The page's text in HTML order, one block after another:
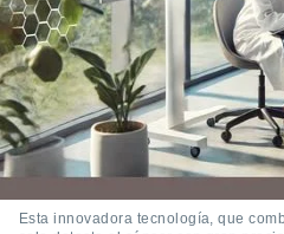
coste.
a la
la
todas
ya sean
nuestros
nos
ACEPTAR
Y
CONTINUAR
CONFIGURACIÓN
Esta innovadora tecnología, que